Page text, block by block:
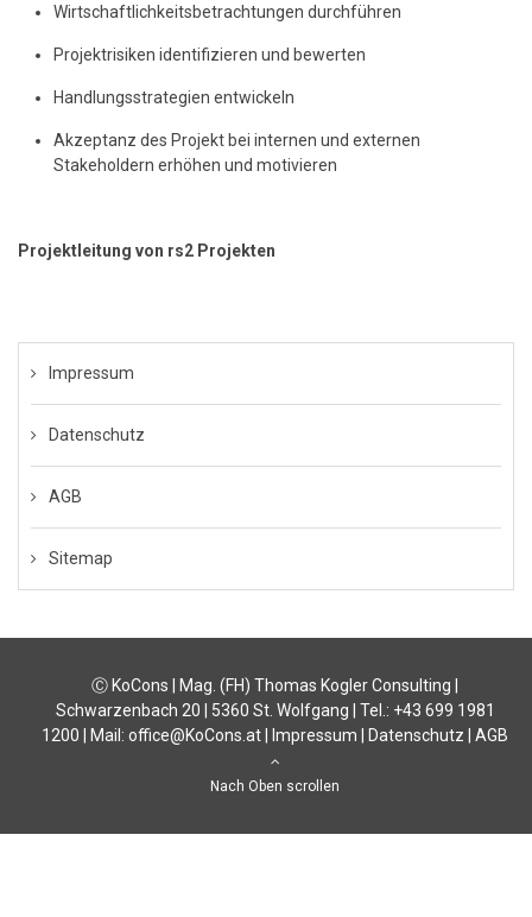
Wirtschaftlichkeitsbetrachtungen durchführen
Projektrisiken identifizieren und bewerten
Handlungsstrategien entwickeln
Akzeptanz des Projekt bei internen und externen
Stakeholdern erhöhen und motivieren
Projektleitung von rs2 Projekten
Impressum
Datenschutz
AGB
Sitemap
Ⓒ KoCons | Mag. (FH) Thomas Kogler Consulting |
Schwarzenbach 20 | 5360 St. Wolfgang | Tel.: +43 699 1981
1200 | Mail: office@KoCons.at Impressum Datenschutz AGB
Nach Oben scrollen